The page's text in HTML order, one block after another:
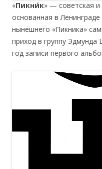
«Пикни́к» — советская и
основанная в
нынешнего «Пикника»
приход в группу Эдмунда
год записи первого